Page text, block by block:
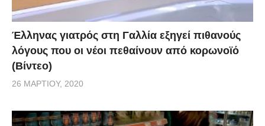
Έλληνας γιατρός στη Γαλλία εξηγεί πιθανούς
λόγους που οι νέοι πεθαίνουν από κορωνοϊό
(Βίντεο)
26 ΜΑΡΤΊΟΥ, 2020